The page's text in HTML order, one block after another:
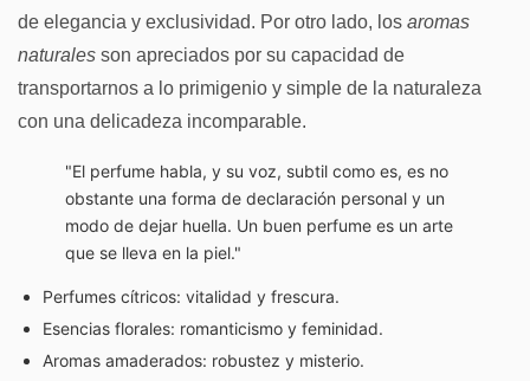
de elegancia y exclusividad. Por otro lado, los aromas
naturales son apreciados por su capacidad de
transportarnos a lo primigenio y simple de la naturaleza
con una delicadeza incomparable.
"El perfume habla, y su voz, subtil como es, es no
obstante una forma de declaración personal y un
modo de dejar huella. Un buen perfume es un arte
que se lleva en la piel."
Perfumes cítricos: vitalidad y frescura.
Esencias florales: romanticismo y feminidad.
Aromas amaderados: robustez y misterio.